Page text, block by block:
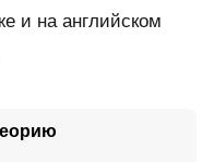
и на английском